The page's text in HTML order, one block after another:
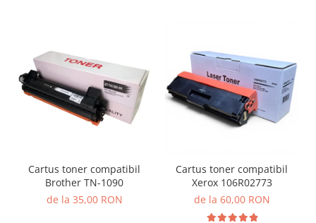
Cartus toner compatibil
Brother TN-1090
de la 35,00 RON
Cartus toner compatibil
Xerox 106R02773
de la 60,00 RON